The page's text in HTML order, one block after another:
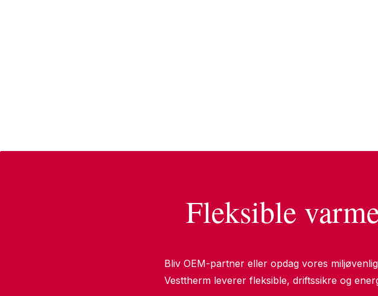
Fleksible
Bliv OEM-partner eller opdag vores
Vesttherm leverer fleksible, driftssikre og